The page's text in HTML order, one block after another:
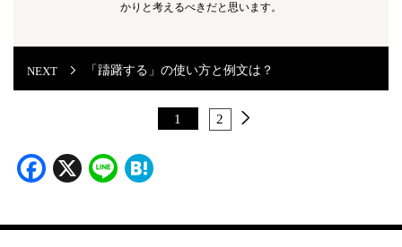
かりと考えるべきだと思います。
「躊躇する」の使い方と例文は？
1 2
Facebook
X Line